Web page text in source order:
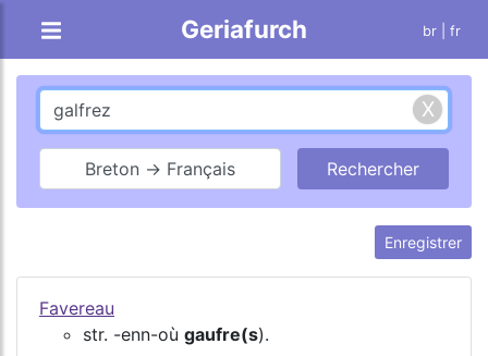
Geriafurch br | fr
Breton → Français
Enregistrer
Favereau
str. -enn-où gaufre(s).